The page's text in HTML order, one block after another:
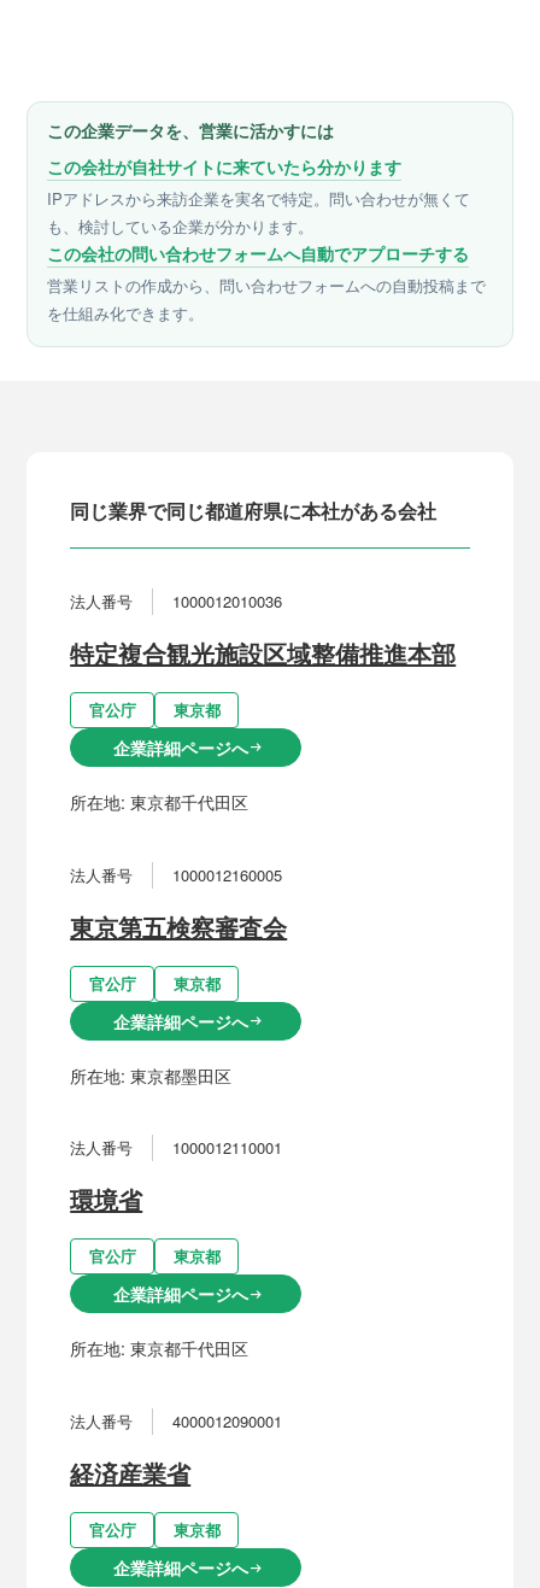
この企業データを、営業に活かすには
この会社が自社サイトに来ていたら分かります
IPアドレスから来訪企業を実名で特定。問い合わせが無くて
も、検討している企業が分かります。
この会社の問い合わせフォームへ自動でアプローチする
営業リストの作成から、問い合わせフォームへの自動投稿まで
を仕組み化できます。
同じ業界で同じ都道府県に本社がある会社
法人番号 1000012010036
特定複合観光施設区域整備推進本部
官公庁 東京都
企業詳細ページへarrow_right_alt
所在地:東京都千代田区
法人番号 1000012160005
東京第五検察審査会
官公庁 東京都
企業詳細ページへarrow_right_alt
所在地:東京都墨田区
法人番号 1000012110001
環境省
官公庁 東京都
企業詳細ページへarrow_right_alt
所在地:東京都千代田区
法人番号 4000012090001
経済産業省
官公庁 東京都
企業詳細ページへarrow_right_alt